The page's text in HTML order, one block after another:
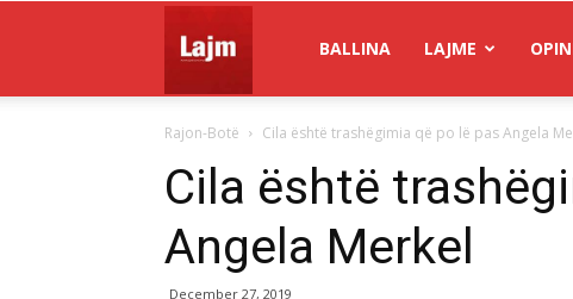
Lajm
BALLINA LAJME
Rajon-Botë Cila është trashëgimia që po lë pas Angela
Cila është
Angela Merkel
December 27, 2019